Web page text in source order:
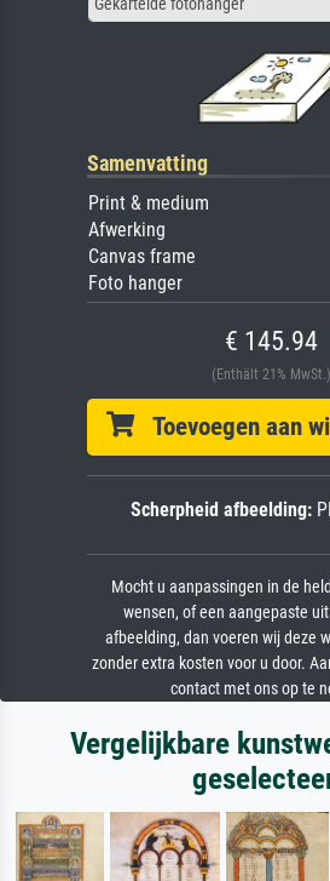
Samenvatting
Print & medium
Afwerking
Canvas frame
Foto hanger
€ 145.94
(Enthält 21% MwSt.)
Toevoegen aan
Scherpheid afbeelding:
Mocht u aanpassingen in de
wensen, of een aangepaste
afbeelding, dan voeren wij deze
zonder extra kosten voor u door.
contact met ons op te
Vergelijkbare